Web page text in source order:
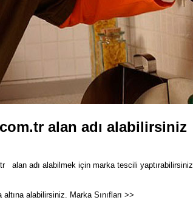
alan adı alabilirsiniz
alan adı alabilmek için marka tescili yaptırabilirsiniz.
altına alabilirsiniz.
Marka Sınıfları >>